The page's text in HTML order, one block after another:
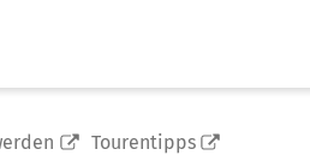
Tourentipps